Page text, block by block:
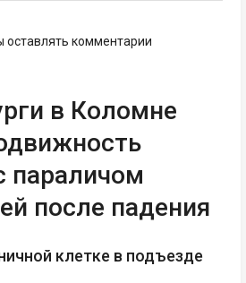
оставлять комментарии
в Коломне
параличом
после падения
клетке в подъезде